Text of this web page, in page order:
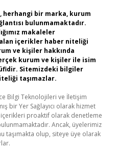
herhangi bir marka, kurum
bulunmamaktadır.
makaleler
içerikler haber niteliği
ve kişiler hakkında
kurum ve kişiler ile isim
Sitemizdeki bilgiler
taşımazlar.
Bilgi Teknolojileri ve İletişim
bir Yer Sağlayıcı olarak hizmet
proaktif olarak denetleme
Ancak, üyelerimiz
taşımakta olup, siteye üye olarak